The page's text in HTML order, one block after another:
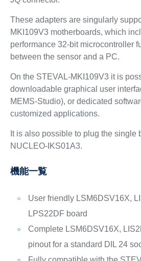
These adapters are singularly
MKI109V3 motherboards, which
performance 32-bit microcontroller
between the sensor and a PC.
On the STEVAL-MKI109V3 it is
downloadable graphical user
MEMS-Studio), or dedicated
customized applications.
It is also possible to plug the single
NUCLEO-IKS01A3.
機能一覧
User friendly LSM6DSV16X,
LPS22DF board
Complete LSM6DSV16X,
pinout for a standard DIL 24